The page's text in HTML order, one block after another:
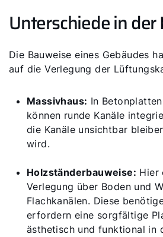
Unterschiede in
Die Bauweise eines Gebäudes
auf die Verlegung der
Massivhaus: In
können runde Kanäle
die Kanäle unsichtbar
wird.
Holzständerbauweise: Hier
Verlegung über Boden und
Flachkanälen. Diese
erfordern eine sorgfältige
ästhetisch und funktional in